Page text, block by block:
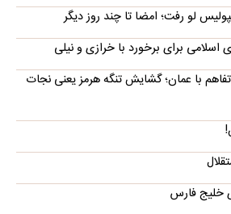
برای برخورد با خرازی و نیلی
با عمان؛ گشایش تنگه هرمز یعنی نجات
خلیج فارس